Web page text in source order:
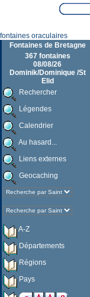
fontaines oraculaires
Fontaines de Bretagne
367 fontaines
08/08/26
Dominik/Dominique /St
Elid
Rechercher
Légendes
Calendrier
Au hasard...
Liens externes
Geocaching
A-Z
Départements
Régions
Pays